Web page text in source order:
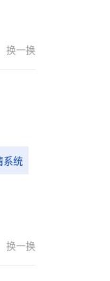
换一换
系统
换一换